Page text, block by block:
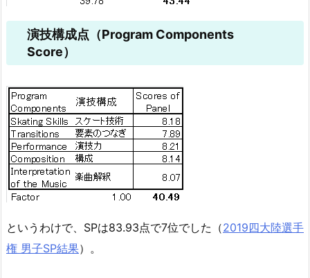
演技構成点（Program Components
Score）
というわけで、SPは83.93点で7位でした（2019四大陸選手
権 男子SP結果）。